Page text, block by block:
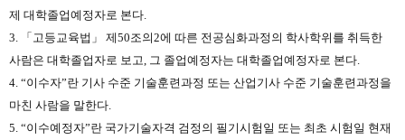
제 대학졸업예정자로 본다.
3. 「고등교육법」 제50조의2에 따른 전공심화과정의 학사학위를 취득한
사람은 대학졸업자로 보고, 그 졸업예정자는 대학졸업예정자로 본다.
4. “이수자”란 기사 수준 기술훈련과정 또는 산업기사 수준 기술훈련과정을
마친 사람을 말한다.
5. “이수예정자”란 국가기술자격 검정의 필기시험일 또는 최초 시험일 현재